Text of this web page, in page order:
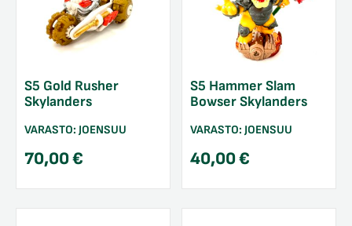
S5 Gold Rusher
Skylanders
VARASTO: JOENSUU
70,00€
S5 Hammer Slam
Bowser Skylanders
VARASTO: JOENSUU
40,00€